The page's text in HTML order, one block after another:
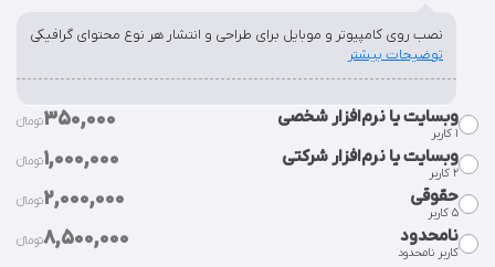
نصب روی کامپیوتر و موبایل برای طراحی و انتشار هر نوع محتوای گرافیکی
توضیحات بیشتر
وبسایت یا نرم‌افزار شخصی
۱ کاربر
350,000تومان‫ء‬‫
قراردادن فایل فونت در سورس وبسایت یا نرم‌افزار شخصی.
بیشتر
وبسایت یا نرم‌افزار شرکتی
٢ کاربر
1,000,000تومان‫ء‬‫
قراردادن فایل فونت در سورس وبسایت یا نرم‌افزار شرکت.
بیشتر
حقوقی
۵ کاربر
2,000,000تومان‫ء‬‫
استفاده از فایل فونت در همه‌ی امور شرکت، سازمان یا موسسه.
نامحدود
کاربر نامحدود
8,500,000تومان‫ء‬‫